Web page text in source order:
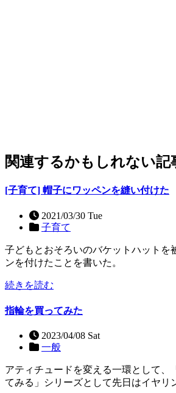
関連するかもしれない記
[子育て] 帽子にワッペンを縫い付けた
2021/03/30 Tue
子育て
子どもとおそろいのバケットハットを
ンを付けたことを書いた。
続きを読む
指輪を買ってみた
2023/04/08 Sat
一般
アティチュードを変える一環として、
てみる」シリーズとして先日はイヤリ